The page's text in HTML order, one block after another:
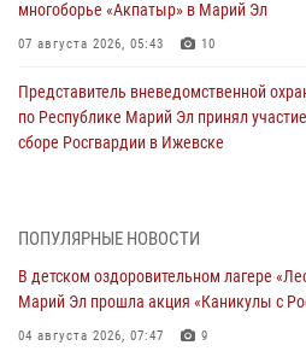
многоборье «Акпатыр» в Марий Эл
07 августа 2026, 05:43 10
Представитель вневедомственной
по Республике Марий Эл принял
сборе Росгвардии в Ижевске
провели более 90 проверок мест
06 августа 2026, 08:00
В Марий Эл сотрудники
ПОПУЛЯРНЫЕ НОВОСТИ
В детском оздоровительном лагере
Марий Эл прошла акция «Каникулы с
04 августа 2026, 07:47 9